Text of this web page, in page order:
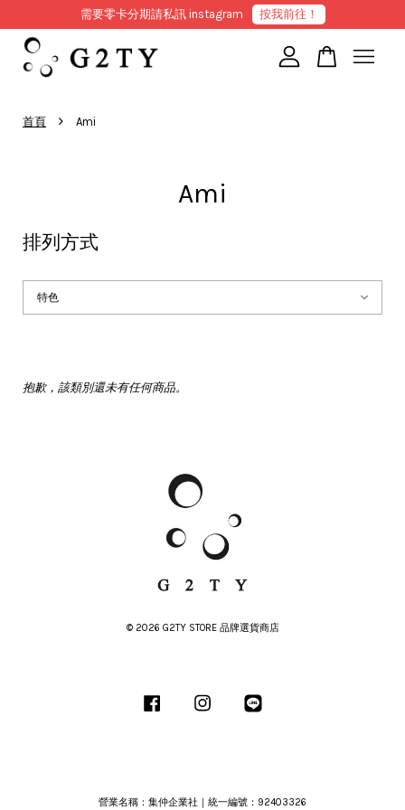
需要零卡分期請私訊 instagram 按我前往！
首頁 › Ami
Ami
排列方式
抱歉，該類別還未有任何商品。
© 2026 G2TY STORE 品牌選貨商店
Facebook Instagram
營業名稱：集仲企業社｜統一編號：92403326